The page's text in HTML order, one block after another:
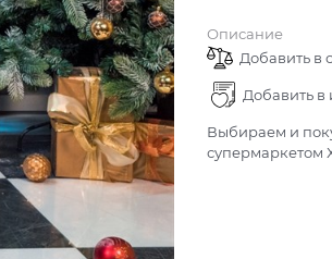
Описание
Добавить в
Добавить
Выбираем и
супермаркетом